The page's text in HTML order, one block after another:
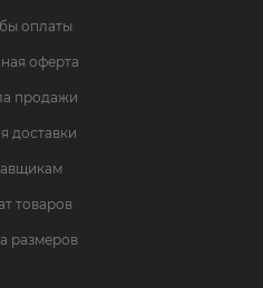
оплаты
оферта
продажи
доставки
товаров
размеров